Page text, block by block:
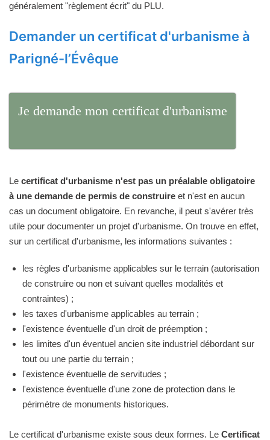
généralement "règlement écrit" du PLU.
Demander un certificat d'urbanisme à
Parigné-l’Évêque
Je demande mon certificat d'urbanisme
Le certificat d'urbanisme n'est pas un préalable obligatoire
à une demande de permis de construire et n'est en aucun
cas un document obligatoire. En revanche, il peut s'avérer très
utile pour documenter un projet d'urbanisme. On trouve en effet,
sur un certificat d'urbanisme, les informations suivantes :
les règles d'urbanisme applicables sur le terrain (autorisation
de construire ou non et suivant quelles modalités et
contraintes) ;
les taxes d'urbanisme applicables au terrain ;
l'existence éventuelle d'un droit de préemption ;
les limites d'un éventuel ancien site industriel débordant sur
tout ou une partie du terrain ;
l'existence éventuelle de servitudes ;
l'existence éventuelle d'une zone de protection dans le
périmètre de monuments historiques.
Le certificat d'urbanisme existe sous deux formes. Le Certificat